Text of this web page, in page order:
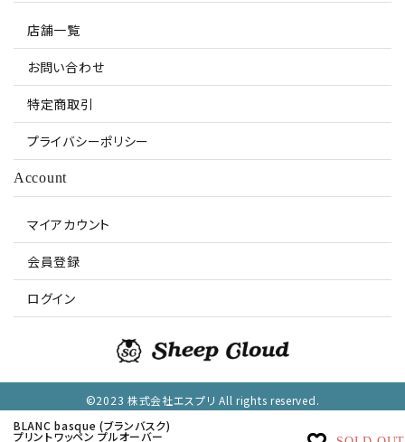
BLANC basque (ブランバスク)
プリントワッペン プルオーバー
店舗一覧
お問い合わせ
特定商取引
プライバシーポリシー
Account
マイアカウント
会員登録
ログイン
©2023 株式会社エスプリ All rights reserved.